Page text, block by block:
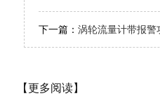
下一篇： 涡轮流量计带报警
【更多阅读】